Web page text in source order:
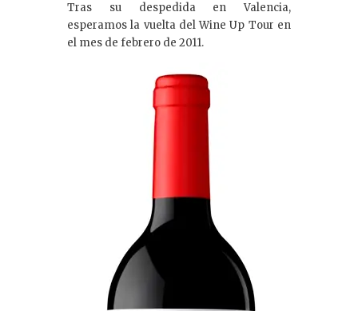
Tras su despedida en Valencia,
esperamos la vuelta del Wine Up Tour en
el mes de febrero de 2011.